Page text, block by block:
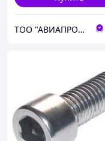
ТОО "АВИАПРОМСТАЛЬ"